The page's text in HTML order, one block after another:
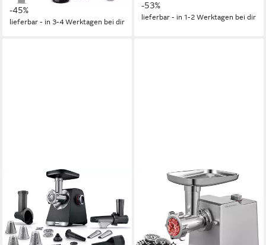
-45%
lieferbar - in 3-4 Werktagen bei dir
-53%
lieferbar - in 1-2 Werktagen bei dir
Fleischwolf Serie 6
MFWS660B, 3,5kg/Min.,
Raspel, 2 Lochscheiben
(3&8mm), schwarz
HEINRICH´S
Fleischwolf HFW 8808
1800 W Leistung
elektrisch Betriebsart
Edelstahl Material Messer